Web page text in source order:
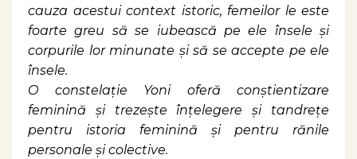
cauza acestui context istoric, femeilor le este
foarte greu să se iubească pe ele însele și
corpurile lor minunate și să se accepte pe ele
însele.
O constelație Yoni oferă conștientizare
feminină și trezește înțelegere și tandrețe
pentru istoria feminină și pentru rănile
personale și colective.